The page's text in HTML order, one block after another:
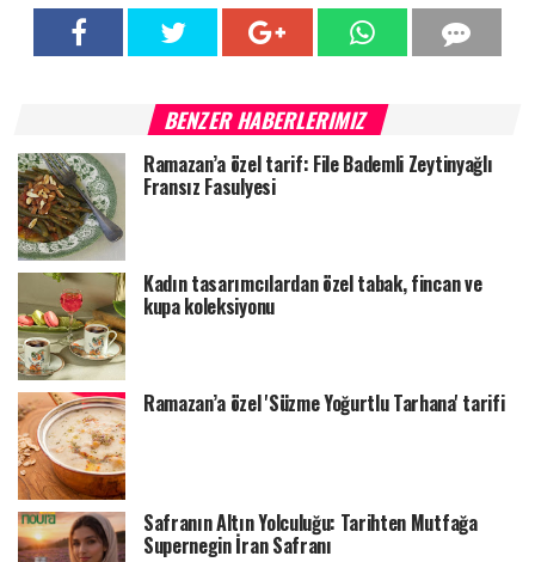
BENZER HABERLERIMIZ
Ramazan’a özel tarif: File Bademli Zeytinyağlı
Fransız Fasulyesi
Kadın tasarımcılardan özel tabak, fincan ve
kupa koleksiyonu
Ramazan’a özel 'Süzme Yoğurtlu Tarhana' tarifi
Safranın Altın Yolculuğu: Tarihten Mutfağa
Supernegin İran Safranı